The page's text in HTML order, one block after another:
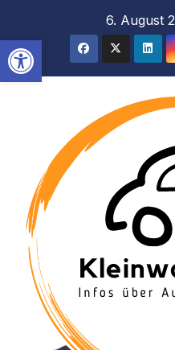
springen
6. August